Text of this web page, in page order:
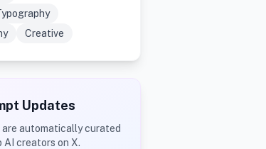
Creative
Updates
are automatically curated
AI creators on X.